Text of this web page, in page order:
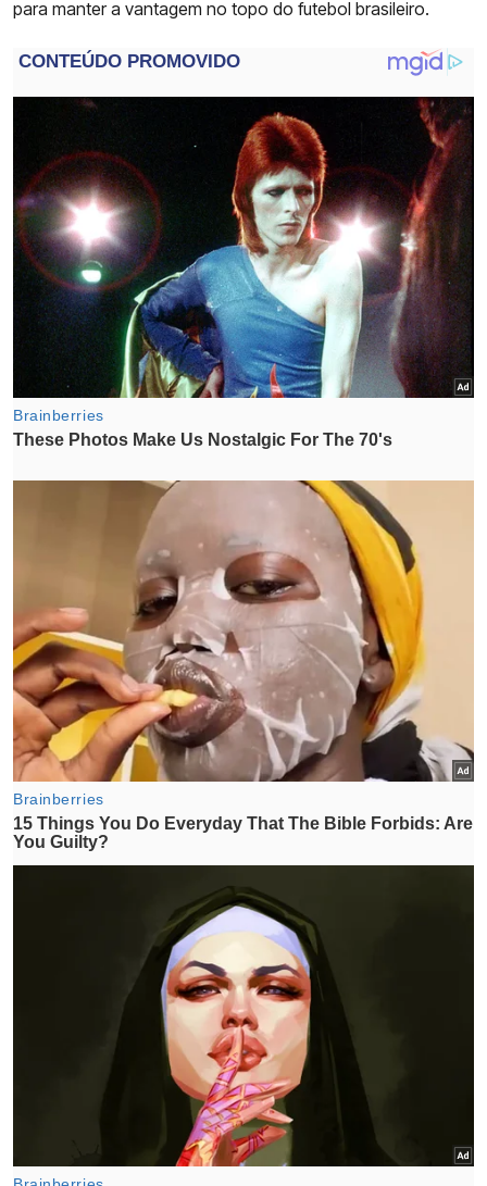
para manter a vantagem no topo do futebol brasileiro.